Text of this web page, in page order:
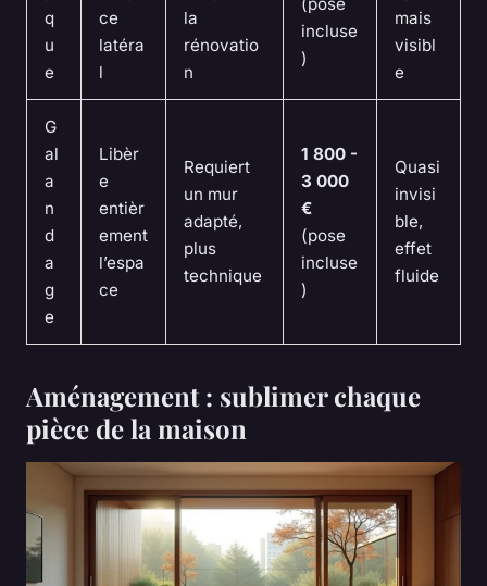
q
u
e
ce
latéra
l
la
rénovatio
n
(pose
incluse
)
mais
visibl
e
G
al
a
n
d
a
g
e
Libèr
e
entièr
ement
l’espa
ce
Requiert
un mur
adapté,
plus
technique
1 800 -
3 000
€
(pose
incluse
)
Quasi
invisi
ble,
effet
fluide
Aménagement : sublimer chaque
pièce de la maison